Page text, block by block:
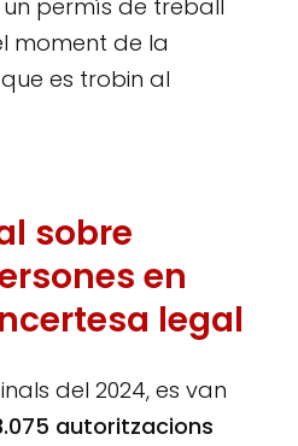
permís de treball
moment de la
es trobin al
sobre
en
legal
del 2024, es van
autoritzacions